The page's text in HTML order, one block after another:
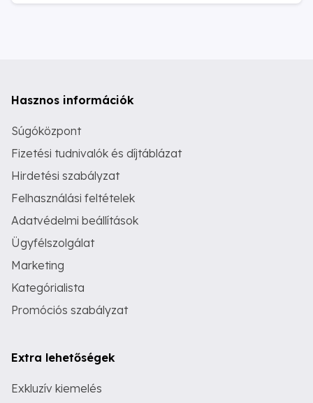
Hasznos információk
Súgóközpont
Fizetési tudnivalók és díjtáblázat
Hirdetési szabályzat
Felhasználási feltételek
Adatvédelmi beállítások
Ügyfélszolgálat
Marketing
Kategórialista
Promóciós szabályzat
Extra lehetőségek
Exkluzív kiemelés